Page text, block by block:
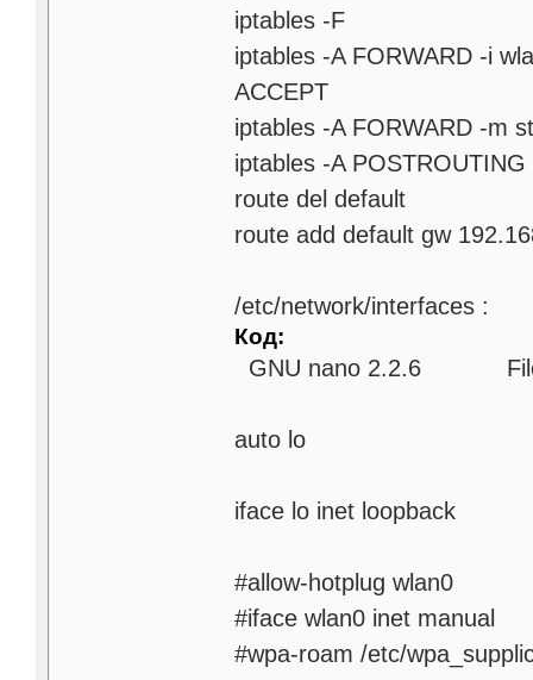
iptables -F
iptables -A FORWARD -i
ACCEPT
iptables -A FORWARD -m
iptables -A
route del default
route add default gw
/etc/network/interfaces :
Код:
GNU nano 2.2.6 File:
auto lo
iface lo inet loopback
#allow-hotplug wlan0
#iface wlan0 inet manual
#wpa-roam /etc/